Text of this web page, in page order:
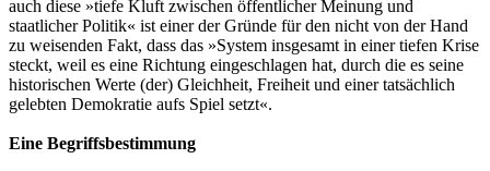
auch diese »tiefe Kluft zwischen öffentlicher Meinung und
staatlicher Politik« ist einer der Gründe für den nicht von der Hand
zu weisenden Fakt, dass das »System insgesamt in einer tiefen Krise
steckt, weil es eine Richtung eingeschlagen hat, durch die es seine
historischen Werte (der) Gleichheit, Freiheit und einer tatsächlich
gelebten Demokratie aufs Spiel setzt«.
Eine Begriffsbestimmung